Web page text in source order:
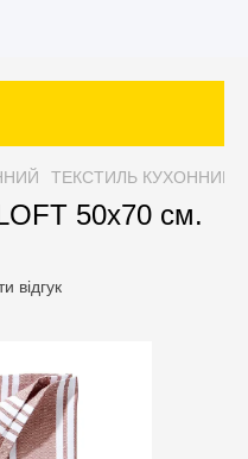
ТЕКСТИЛЬ КУХОННИЙ
50x70 см.
відгук